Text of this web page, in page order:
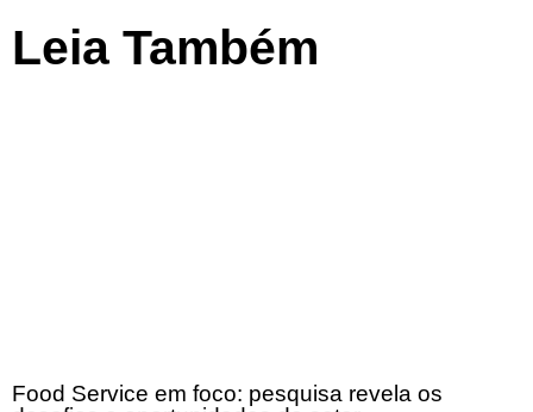
Leia Também
Food Service em foco: pesquisa revela os